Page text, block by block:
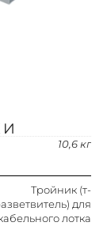
10,6 кг
Тройник (т-
для
лотка